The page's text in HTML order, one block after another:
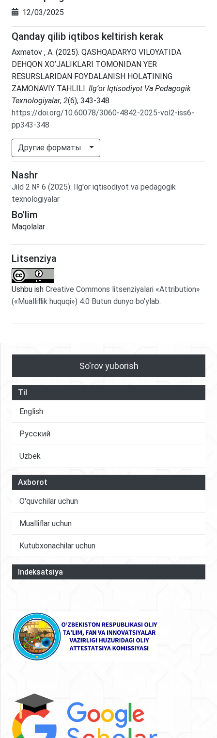
12/03/2025
Qanday qilib iqtibos keltirish kerak
Axmatov , A. (2025). QASHQADARYO VILOYATIDA
DEHQON XO‘JALIKLARI TOMONIDAN YER
RESURSLARIDAN FOYDALANISH HOLATINING
ZAMONAVIY TAHLILI. Ilgʻor Iqtisodiyot Va Pedagogik
Texnologiyalar, 2(6), 343-348.
https://doi.org/10.60078/3060-4842-2025-vol2-iss6-
pp343-348
Другие форматы
Nashr
Jild 2 № 6 (2025): Ilg'or iqtisodiyot va pedagogik
texnologiyalar
Bo'lim
Maqolalar
Litsenziya
Ushbu ish Creative Commons litsenziyalari «Attribution»
(«Mualliflik huquqi») 4.0 Butun dunyo bo'ylab.
So'rov yuborish
Til
English
Русский
Uzbek
Axborot
O'quvchilar uchun
Mualliflar uchun
Kutubxonachilar uchun
Indeksatsiya